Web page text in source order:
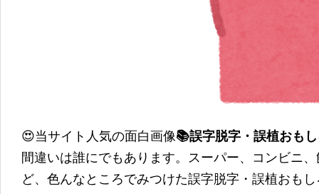
😍当サイト人気の面白画像📚誤字脱字・誤植おも
間違いは誰にでもあります。スーパー、コンビニ
ど、色んなところでみつけた誤字脱字・誤植おも